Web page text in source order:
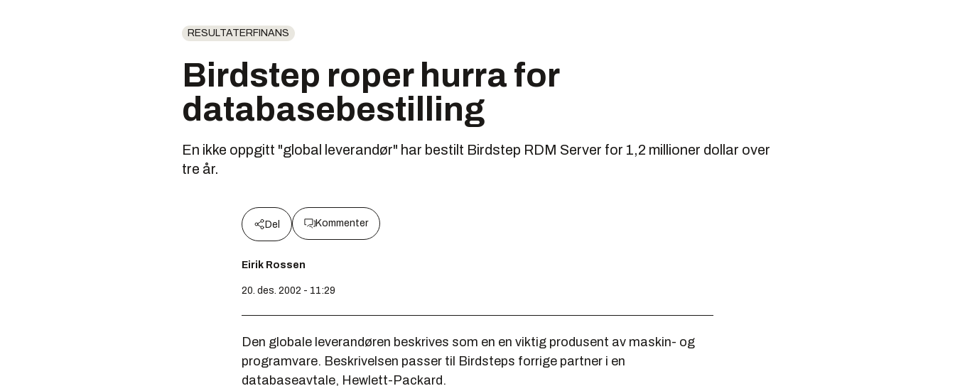
RESULTATERFINANS
Birdstep roper hurra for
databasebestilling
En ikke oppgitt "global leverandør" har bestilt Birdstep RDM Server for 1,2 millioner dollar over
tre år.
Del Kommenter
Eirik Rossen
20. des. 2002 - 11:29
Den globale leverandøren beskrives som en en viktig produsent av maskin- og
programvare. Beskrivelsen passer til Birdsteps forrige partner i en
databaseavtale, Hewlett-Packard.